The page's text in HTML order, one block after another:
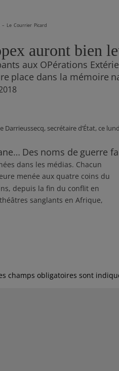
– Le Courrier Picard
auront bien
aux OPérations
place dans la mémoire
secrétaire d’État, ce
… Des noms de guerre
dans les médias. Chacun
menée aux quatre coins du
depuis la fin du conflit en
sanglants en Afrique,
champs obligatoires sont